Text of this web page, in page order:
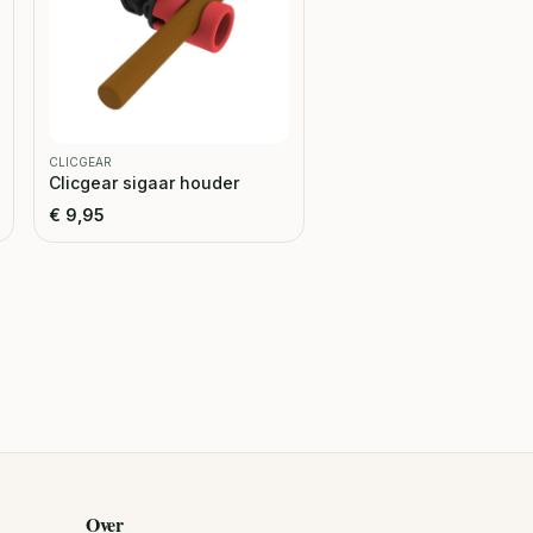
CLICGEAR
Clicgear sigaar houder
€ 9,95
Over